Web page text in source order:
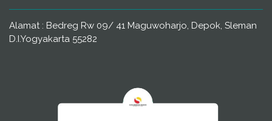
Alamat : Bedreg Rw 09/ 41 Maguwoharjo, Depok, Sleman
D.I.Yogyakarta 55282